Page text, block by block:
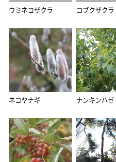
ウミネコザクラ コブクザクラ
ネコヤナギ ナンキンハゼ